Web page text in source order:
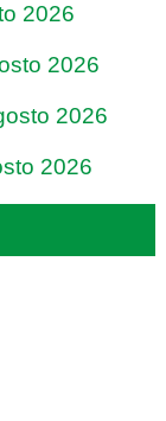
2026
2026
2026
2026